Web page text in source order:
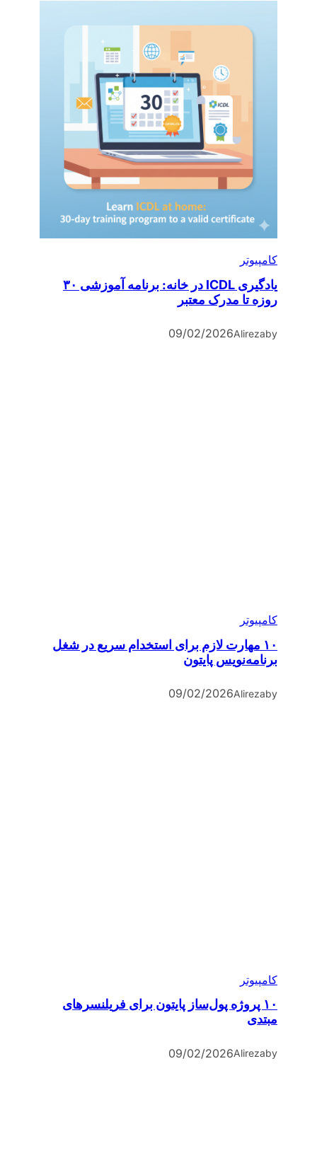
کامپیوتر
یادگیری ICDL در خانه: برنامه آموزشی ۳۰
روزه تا مدرک معتبر
by
Alireza
09/02/2026
کامپیوتر
۱۰ مهارت لازم برای استخدام سریع در شغل
برنامه‌نویس پایتون
by
Alireza
09/02/2026
کامپیوتر
۱۰ پروژه پول‌ساز پایتون برای فریلنسرهای
مبتدی
by
Alireza
09/02/2026